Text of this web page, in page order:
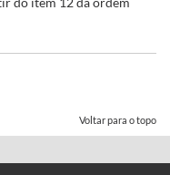
Voltar para o topo